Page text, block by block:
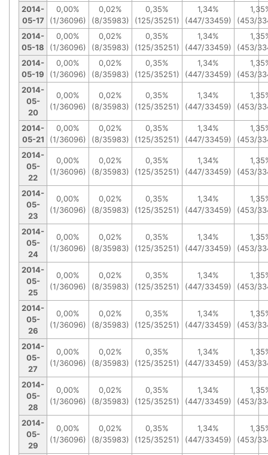
2014-
05-17
0,00%
(1/36096)
0,02%
(8/35983)
0,35%
(125/35251)
1,34%
(447/33459)
(453/
2014-
05-18
0,00%
(1/36096)
0,02%
(8/35983)
0,35%
(125/35251)
1,34%
(447/33459)
(453/
2014-
05-19
0,00%
(1/36096)
0,02%
(8/35983)
0,35%
(125/35251)
1,34%
(447/33459)
(453/
2014-
05-
20
0,00%
(1/36096)
0,02%
(8/35983)
0,35%
(125/35251)
1,34%
(447/33459)
(453/
2014-
05-21
0,00%
(1/36096)
0,02%
(8/35983)
0,35%
(125/35251)
1,34%
(447/33459)
(453/
2014-
05-
22
0,00%
(1/36096)
0,02%
(8/35983)
0,35%
(125/35251)
1,34%
(447/33459)
(453/
2014-
05-
23
0,00%
(1/36096)
0,02%
(8/35983)
0,35%
(125/35251)
1,34%
(447/33459)
(453/
2014-
05-
24
0,00%
(1/36096)
0,02%
(8/35983)
0,35%
(125/35251)
1,34%
(447/33459)
(453/
2014-
05-
25
0,00%
(1/36096)
0,02%
(8/35983)
0,35%
(125/35251)
1,34%
(447/33459)
(453/
2014-
05-
26
0,00%
(1/36096)
0,02%
(8/35983)
0,35%
(125/35251)
1,34%
(447/33459)
(453/
2014-
05-
27
0,00%
(1/36096)
0,02%
(8/35983)
0,35%
(125/35251)
1,34%
(447/33459)
(453/
2014-
05-
28
0,00%
(1/36096)
0,02%
(8/35983)
0,35%
(125/35251)
1,34%
(447/33459)
(453/
2014-
05-
29
0,00%
(1/36096)
0,02%
(8/35983)
0,35%
(125/35251)
1,34%
(447/33459)
(453/